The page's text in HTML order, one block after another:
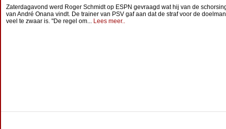
Zaterdagavond werd Roger Schmidt op ESPN gevraagd wat hij van de
van André Onana vindt. De trainer van PSV gaf aan dat de straf voor de doelman
veel te zwaar is. "De regel om... Lees meer..